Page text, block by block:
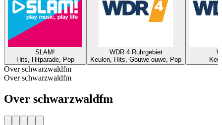
SLAM!
Hits, Hitparade, Pop
WDR 4 Ruhrgebiet
Keulen, Hits, Gouwe ouwe, Pop
Over schwarzwaldfm
Over schwarzwaldfm
Over schwarzwaldfm